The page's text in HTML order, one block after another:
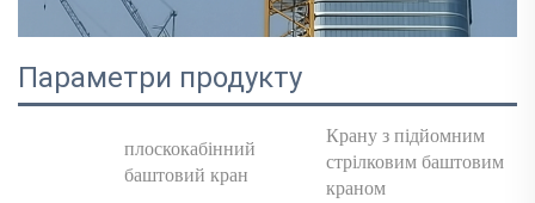
Параметри продукту
плоскокабінний
баштовий кран
Крану з підйомним
стрілковим баштовим
краном